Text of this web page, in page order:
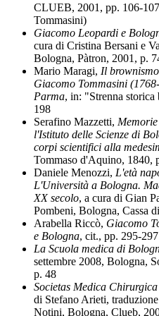
CLUEB, 2001, pp. 106-
Tommasini)
Giacomo Leopardi e
cura di Cristina Bersani e
Bologna, Pàtron, 2001, p.
Mario Maragi, Il
Giacomo Tommasini
Parma, in: "Strenna
198
Serafino Mazzetti,
l'Istituto delle Scienze di
corpi scientifici alla
Tommaso d'Aquino, 1840,
Daniele Menozzi, L'età
L'Università a Bologna.
XX secolo, a cura di Gian
Pombeni, Bologna, Cassa
Arabella Riccò, Giacomo
e Bologna, cit., pp. 295-297
La Scuola medica di
settembre 2008, Bologna,
p. 48
Societas Medica
di Stefano Arieti,
Notini, Bologna, Clueb,